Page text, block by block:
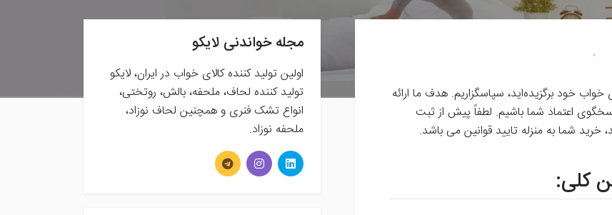
خواب خود برگزیده‌اید، سپاسگزاریم. هدف ما ارائه
اعتماد شما باشیم. لطفاً پیش از ثبت
خرید شما به منزله تایید قوانین می باشد.
مجله خواندنی لایکو
اولین تولید کننده کالای خواب در ایران، لایکو
تولید کننده لحاف، ملحفه، بالش، روتختی،
انواع تشک فنری و همچنین لحاف نوزاد،
ملحفه نوزاد.